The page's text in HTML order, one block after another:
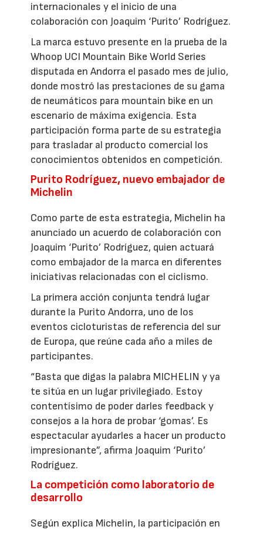
internacionales y el inicio de una
colaboración con Joaquim ‘Purito’ Rodríguez.
La marca estuvo presente en la prueba de la
Whoop UCI Mountain Bike World Series
disputada en Andorra el pasado mes de julio,
donde mostró las prestaciones de su gama
de neumáticos para mountain bike en un
escenario de máxima exigencia. Esta
participación forma parte de su estrategia
para trasladar al producto comercial los
conocimientos obtenidos en competición.
Purito Rodríguez, nuevo embajador de
Michelin
Como parte de esta estrategia, Michelin ha
anunciado un acuerdo de colaboración con
Joaquim ‘Purito’ Rodríguez, quien actuará
como embajador de la marca en diferentes
iniciativas relacionadas con el ciclismo.
La primera acción conjunta tendrá lugar
durante la Purito Andorra, uno de los
eventos cicloturistas de referencia del sur
de Europa, que reúne cada año a miles de
participantes.
“Basta que digas la palabra MICHELIN y ya
te sitúa en un lugar privilegiado. Estoy
contentísimo de poder darles feedback y
consejos a la hora de probar ‘gomas’. Es
espectacular ayudarles a hacer un producto
impresionante”, afirma Joaquim ‘Purito’
Rodríguez.
La competición como laboratorio de
desarrollo
Según explica Michelin, la participación en